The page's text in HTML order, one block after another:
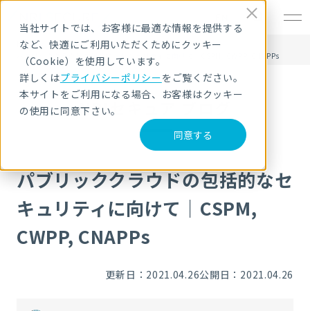
当社サイトでは、お客様に最適な情報を提供する
など、快適にご利用いただくためにクッキー
（Cookie）を使用しています。
詳しくはプライバシーポリシーをご覧ください。
本サイトをご利用になる場合、お客様はクッキー
の使用に同意下さい。
同意する
HOME
NRIセキュア ブログ
パブリッククラウドの包括的なセキュリティに向けて｜CSPM, CWPP, CNAPPs
NRIセキュア ブログ
パブリッククラウドの包括的なセ
キュリティに向けて｜CSPM,
CWPP, CNAPPs
更新日：2021.04.26公開日：2021.04.26